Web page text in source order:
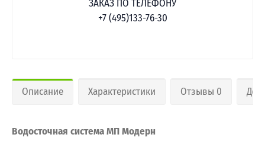
ЗАКАЗ ПО ТЕЛЕФОНУ
+7 (495)133-76-30
Описание Характеристики Отзывы 0
Водосточная система МП Модерн